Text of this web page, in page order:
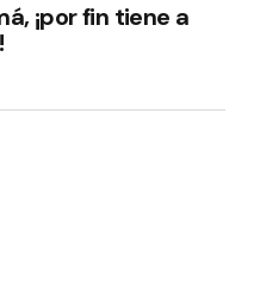
¡por fin tiene a